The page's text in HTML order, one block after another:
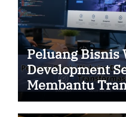
Peluang Bisnis
Development
Membantu
Perusahaan